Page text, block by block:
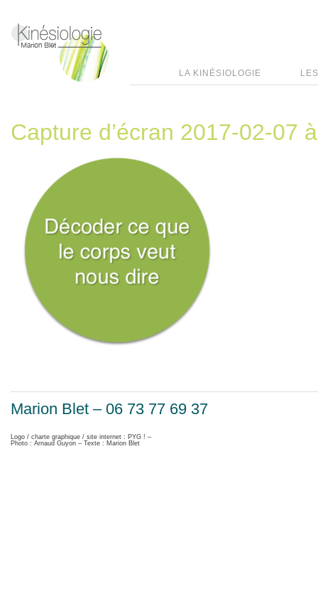
LA KINÉSIOLOGIE
Capture d’écran 2017-02-07
Marion Blet – 06 73 77 69 37
Logo / charte graphique / site internet : PYG ! –
Photo : Arnaud Guyon – Texte : Marion Blet